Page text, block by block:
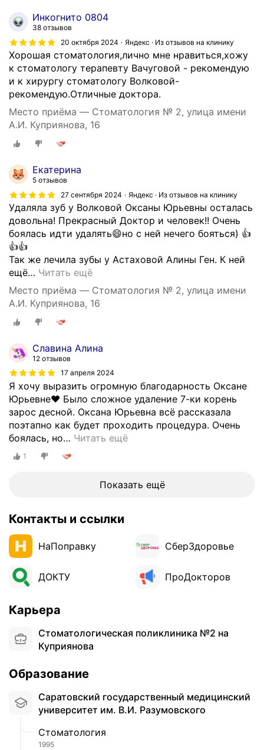
Инкогнито 0804
38 отзывов
20 октября 2024
Яндекс · Из отзывов на клинику
Хорошая стоматология,лично мне нравиться,хожу
к стоматологу терапевту Вачуговой - рекомендую
и к хирургу стоматологу Волковой-
рекомендую.Отличные доктора.
Место приёма — Стоматология № 2, улица имени
А.И. Куприянова, 16
Екатерина
5 отзывов
27 сентября 2024
Яндекс · Из отзывов на клинику
Удаляла зуб у Волковой Оксаны Юрьевны осталась
довольна! Прекрасный Доктор и человек!! Очень
боялась идти удалять😄но с ней нечего бояться) 👍
👍👍
Так же лечила зубы у Астаховой Алины Ген. К ней
ещё… Читать ещё
Место приёма — Стоматология № 2, улица имени
А.И. Куприянова, 16
Славина Алина
12 отзывов
17 апреля 2024
Я хочу выразить огромную благодарность Оксане
Юрьевне❤️ Было сложное удаление 7-ки корень
зарос десной. Оксана Юрьевна всё рассказала
поэтапно как будет проходить процедура. Очень
боялась, но… Читать ещё
1
Показать ещё
Контакты и ссылки
НаПоправку СберЗдоровье
ДОКТУ ПроДокторов
Карьера
Стоматологическая поликлиника №2 на
Куприянова
Образование
Саратовский государственный медицинский
университет им. В.И. Разумовского
Стоматология
1995